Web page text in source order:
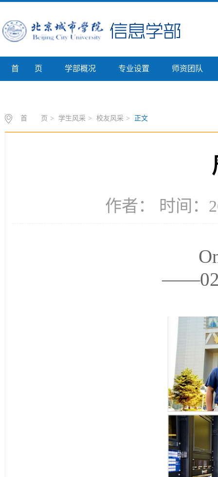
首 页 学部概况 专业设置 师资团队
首 页 > 学生风采 > 校友风采 > 正文
作者： 时间：
——02